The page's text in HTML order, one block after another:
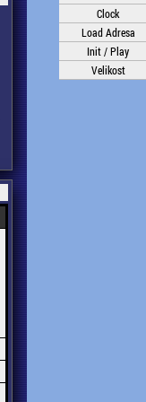
Clock
Load Adresa
Init / Play
Velikost